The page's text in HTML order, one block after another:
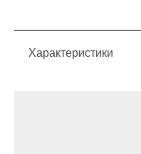
Характеристики